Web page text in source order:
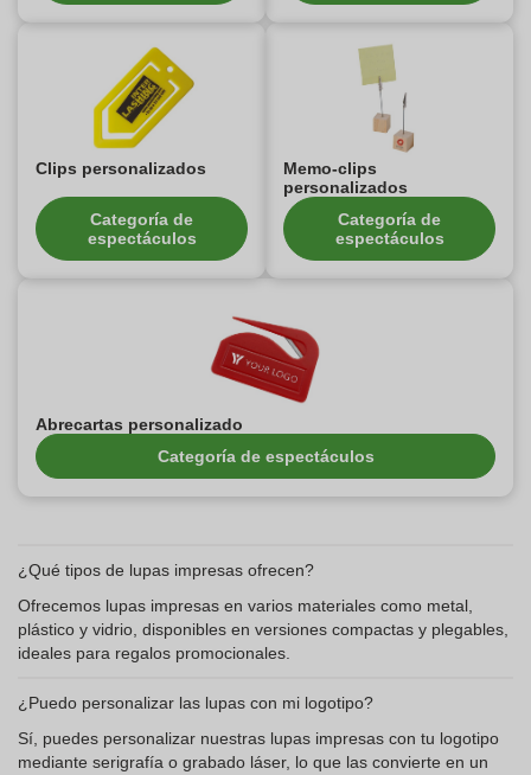
Clips personalizados
Categoría de
espectáculos
Memo-clips
personalizados
Categoría de
espectáculos
Abrecartas personalizado
Categoría de espectáculos
¿Qué tipos de lupas impresas ofrecen?
Ofrecemos lupas impresas en varios materiales como metal,
plástico y vidrio, disponibles en versiones compactas y plegables,
ideales para regalos promocionales.
¿Puedo personalizar las lupas con mi logotipo?
Sí, puedes personalizar nuestras lupas impresas con tu logotipo
mediante serigrafía o grabado láser, lo que las convierte en un